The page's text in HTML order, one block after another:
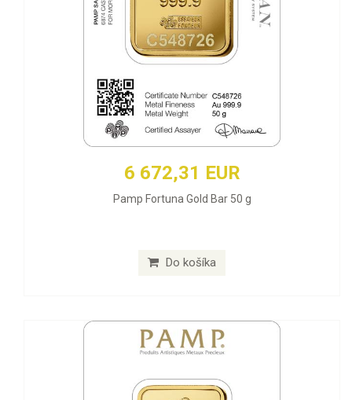
6 672,31 EUR
Pamp Fortuna Gold Bar 50 g
Do košíka